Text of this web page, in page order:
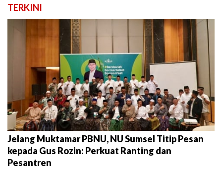
TERKINI
Jelang Muktamar PBNU, NU Sumsel Titip Pesan
kepada Gus Rozin: Perkuat Ranting dan
Pesantren